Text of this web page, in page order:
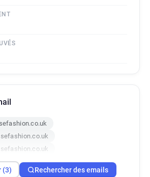
(3) Rechercher des emails